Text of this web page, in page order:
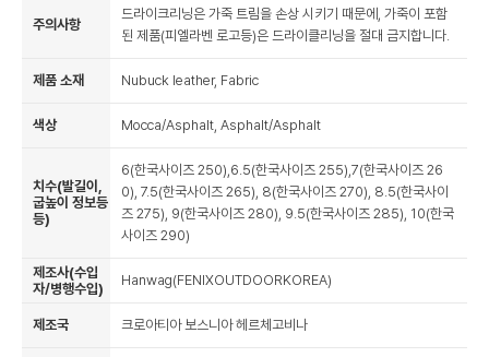
주의사항
드라이크리닝은 가죽 트림을 손상 시키기 때문에, 가죽이 포함
된 제품(피엘라벤 로고등)은 드라이클리닝을 절대 금지합니다.
제품 소재 Nubuck leather, Fabric
색상 Mocca/Asphalt, Asphalt/Asphalt
치수(발길이,
굽높이 정보등
등)
6(한국사이즈 250),6.5(한국사이즈 255),7(한국사이즈 26
0), 7.5(한국사이즈 265), 8(한국사이즈 270), 8.5(한국사이
즈 275), 9(한국사이즈 280), 9.5(한국사이즈 285), 10(한국
사이즈 290)
제조사(수입
자/병행수입)
Hanwag(FENIXOUTDOORKOREA)
제조국 크로아티아 보스니아 헤르체고비나